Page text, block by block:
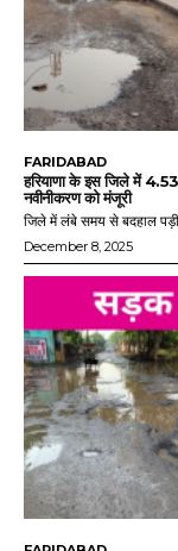
FARIDABAD
हरियाणा के इस जिले में
नवीनीकरण को मंजूरी
जिले में लंबे समय से बदहाल पड़ी
December 8, 2025